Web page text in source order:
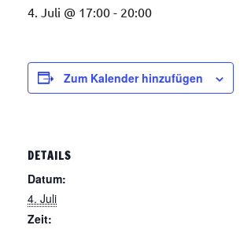
4. Juli @ 17:00 - 20:00
Zum Kalender hinzufügen
DETAILS
Datum:
4. Juli
Zeit: